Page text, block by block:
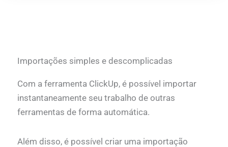
Importações simples e descomplicadas
Com a ferramenta ClickUp, é possível importar
instantaneamente seu trabalho de outras
ferramentas de forma automática.
Além disso, é possível criar uma importação